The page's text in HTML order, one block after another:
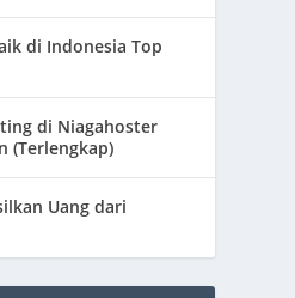
di Indonesia Top
di Niagahoster
(Terlengkap)
Uang dari